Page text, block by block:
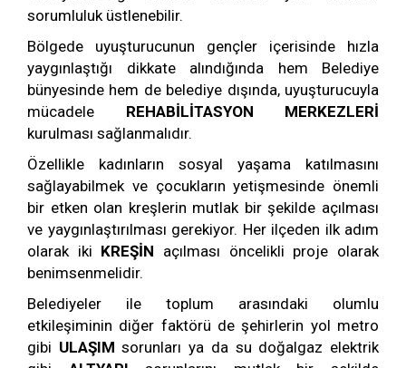
sorumluluk üstlenebilir.
Bölgede uyuşturucunun gençler içerisinde hızla
yaygınlaştığı dikkate alındığında hem Belediye
bünyesinde hem de belediye dışında, uyuşturucuyla
mücadele REHABİLİTASYON MERKEZLERİ
kurulması sağlanmalıdır.
Özellikle kadınların sosyal yaşama katılmasını
sağlayabilmek ve çocukların yetişmesinde önemli
bir etken olan kreşlerin mutlak bir şekilde açılması
ve yaygınlaştırılması gerekiyor. Her ilçeden ilk adım
olarak iki KREŞİN açılması öncelikli proje olarak
benimsenmelidir.
Belediyeler ile toplum arasındaki olumlu
etkileşiminin diğer faktörü de şehirlerin yol metro
gibi ULAŞIMsorunları ya da su doğalgaz elektrik